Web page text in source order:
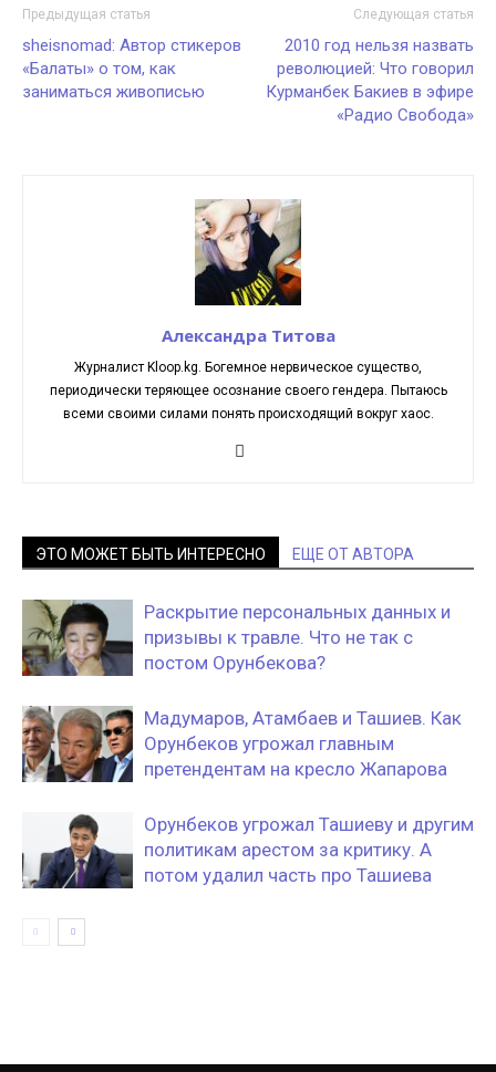
Предыдущая статья
sheisnomad: Автор стикеров
«Балаты» о том, как
заниматься живописью
Следующая статья
2010 год нельзя назвать
революцией: Что говорил
Курманбек Бакиев в эфире
«Радио Свобода»
Александра Титова
Журналист Kloop.kg. Богемное нервическое существо,
периодически теряющее осознание своего гендера. Пытаюсь
всеми своими силами понять происходящий вокруг хаос.
ЭТО МОЖЕТ БЫТЬ ИНТЕРЕСНО ЕЩЕ ОТ АВТОРА
Раскрытие персональных данных и
призывы к травле. Что не так с
постом Орунбекова?
Мадумаров, Атамбаев и Ташиев. Как
Орунбеков угрожал главным
претендентам на кресло Жапарова
Орунбеков угрожал Ташиеву и другим
политикам арестом за критику. А
потом удалил часть про Ташиева